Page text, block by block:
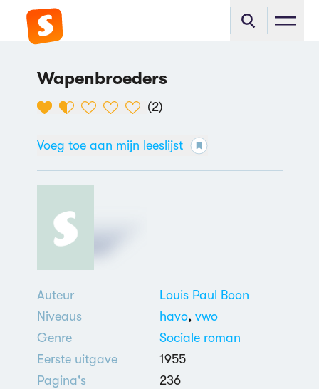
Wapenbroeders
(2)
Voeg toe aan mijn leeslijst
Auteur
Louis Paul Boon
Niveaus
havo, vwo
Genre
Sociale roman
Eerste uitgave
1955
Pagina's
236